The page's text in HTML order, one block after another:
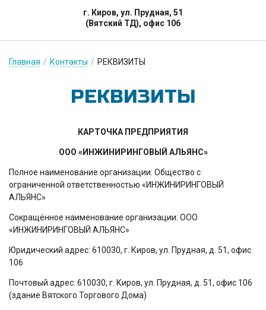
г. Киров, ул. Прудная, 51
(Вятский ТД), офис 106
Главная / Контакты / РЕКВИЗИТЫ
РЕК­ВИ­ЗИ­ТЫ
КАРТОЧКА ПРЕДПРИЯТИЯ
ООО «ИНЖИНИРИНГОВЫЙ АЛЬЯНС»
Полное наименование организации: Общество с
ограниченной ответственностью «ИНЖИНИРИНГОВЫЙ
АЛЬЯНС»
Сокращённое наименование организации: ООО
«ИНЖИНИРИНГОВЫЙ АЛЬЯНС»
Юридический адрес: 610030, г. Киров, ул. Прудная, д. 51, офис
106
Почтовый адрес: 610030, г. Киров, ул. Прудная, д. 51, офис 106
(здание Вятского Торгового Дома)